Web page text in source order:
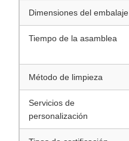
Dimensiones del embalaje
Tiempo de la asamblea
Método de limpieza
Servicios de
personalización